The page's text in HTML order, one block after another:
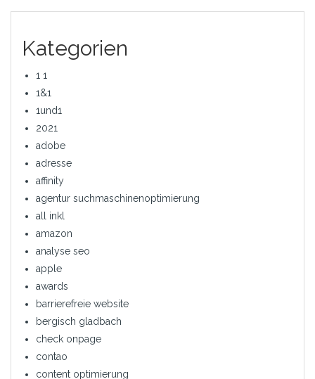
Kategorien
1 1
1&1
1und1
2021
adobe
adresse
affinity
agentur suchmaschinenoptimierung
all inkl
amazon
analyse seo
apple
awards
barrierefreie website
bergisch gladbach
check onpage
contao
content optimierung